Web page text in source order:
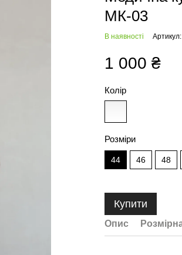
МК-03
В наявності
1 000 ₴
Колір
Розміри
44 46 48
Купити
Опис